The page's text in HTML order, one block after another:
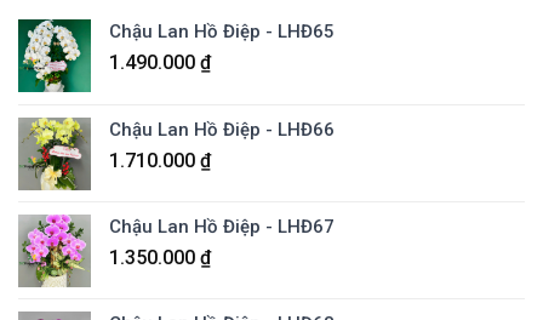
Chậu Lan Hồ Điệp - LHĐ65
1.490.000 ₫
Chậu Lan Hồ Điệp - LHĐ66
1.710.000 ₫
Chậu Lan Hồ Điệp - LHĐ67
1.350.000 ₫